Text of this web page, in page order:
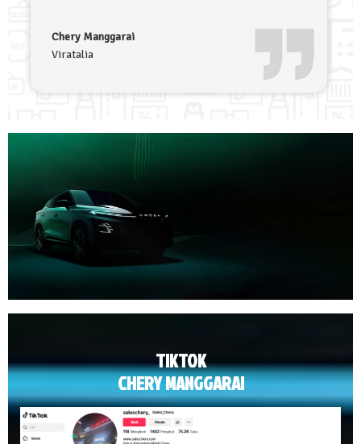
Chery Manggarai
Viratalia
TIKTOK
CHERY MANGGARAI